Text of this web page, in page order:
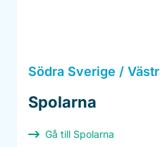
Södra Sverige /
Spolarna
Gå till Spolarna